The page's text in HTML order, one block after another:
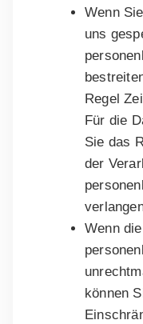
Wenn
uns
Regel
Für die
Sie das
der
Wenn
können